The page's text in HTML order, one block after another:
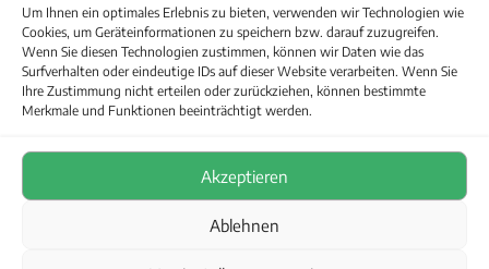
Um Ihnen ein optimales Erlebnis zu bieten, verwenden wir Technologien wie
Cookies, um Geräteinformationen zu speichern bzw. darauf zuzugreifen.
Wenn Sie diesen Technologien zustimmen, können wir Daten wie das
Surfverhalten oder eindeutige IDs auf dieser Website verarbeiten. Wenn Sie
Ihre Zustimmung nicht erteilen oder zurückziehen, können bestimmte
Merkmale und Funktionen beeinträchtigt werden.
Akzeptieren
Ablehnen
Alle Bewertungen anzeigen
Copyright © 2026 Campervans und Wohnmobile mieten
Dein Kontakt zu uns
Impressum
AGB
Cookie-Richtlinie (EU)